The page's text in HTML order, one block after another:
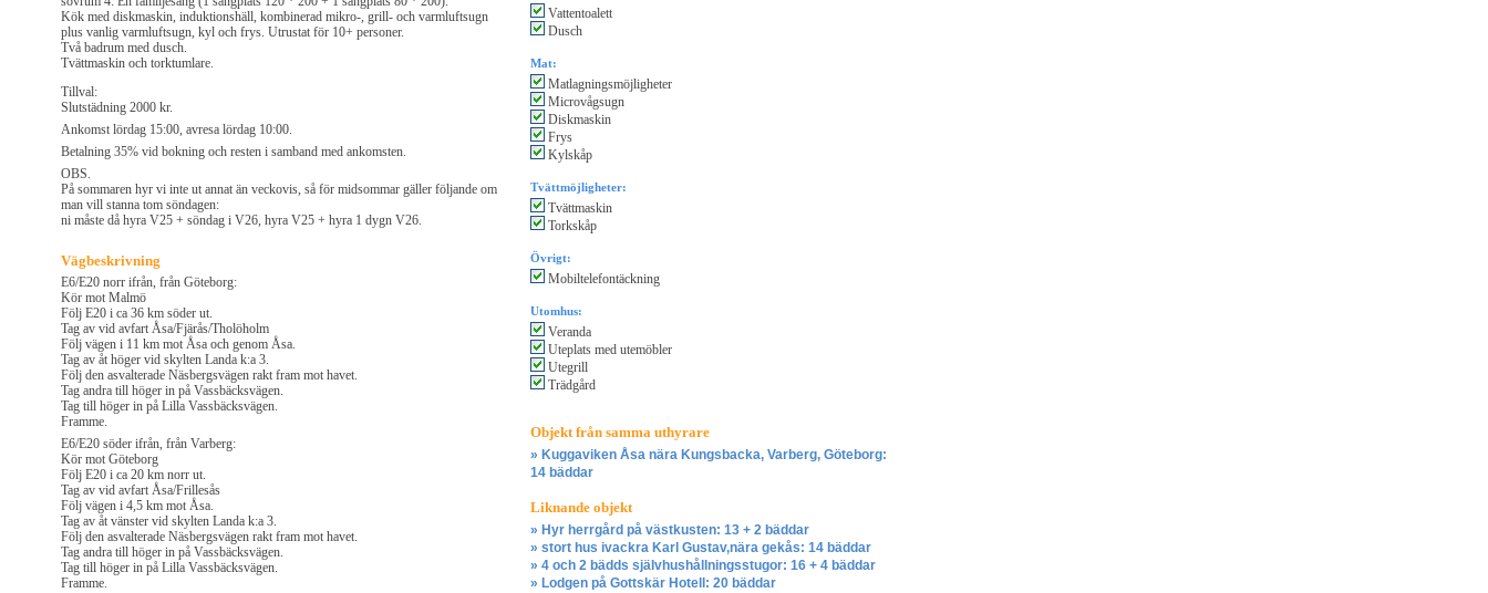
Kök med diskmaskin, induktionshäll, kombinerad mikro-, grill- och varmluftsugn
plus vanlig varmluftsugn, kyl och frys. Utrustat för 10+ personer.
Två badrum med dusch.
Tvättmaskin och torktumlare.
Tillval:
Slutstädning 2000 kr.
Ankomst lördag 15:00, avresa lördag 10:00.
Betalning 35% vid bokning och resten i samband med ankomsten.
OBS.
På sommaren hyr vi inte ut annat än veckovis, så för midsommar gäller följande om
man vill stanna tom söndagen:
ni måste då hyra V25 + söndag i V26, hyra V25 + hyra 1 dygn V26.
Vägbeskrivning
E6/E20 norr ifrån, från Göteborg:
Kör mot Malmö
Följ E20 i ca 36 km söder ut.
Tag av vid avfart Åsa/Fjärås/Tholöholm
Följ vägen i 11 km mot Åsa och genom Åsa.
Tag av åt höger vid skylten Landa k:a 3.
Följ den asvalterade Näsbergsvägen rakt fram mot havet.
Tag andra till höger in på Vassbäcksvägen.
Tag till höger in på Lilla Vassbäcksvägen.
Framme.
E6/E20 söder ifrån, från Varberg:
Kör mot Göteborg
Följ E20 i ca 20 km norr ut.
Tag av vid avfart Åsa/Frillesås
Följ vägen i 4,5 km mot Åsa.
Tag av åt vänster vid skylten Landa k:a 3.
Följ den asvalterade Näsbergsvägen rakt fram mot havet.
Tag andra till höger in på Vassbäcksvägen.
Tag till höger in på Lilla Vassbäcksvägen.
Framme.
Vattentoalett
Dusch
Mat:
Matlagningsmöjligheter
Microvågsugn
Diskmaskin
Frys
Kylskåp
Tvättmöjligheter:
Tvättmaskin
Torkskåp
Övrigt:
Mobiltelefontäckning
Utomhus:
Veranda
Uteplats med utemöbler
Utegrill
Trädgård
Objekt från samma uthyrare
» Kuggaviken Åsa nära Kungsbacka, Varberg, Göteborg:
14 bäddar
Liknande objekt
» Hyr herrgård på västkusten: 13 + 2 bäddar
» stort hus ivackra Karl Gustav,nära gekås: 14 bäddar
» 4 och 2 bädds självhushållningsstugor: 16 + 4 bäddar
» Lodgen på Gottskär Hotell: 20 bäddar